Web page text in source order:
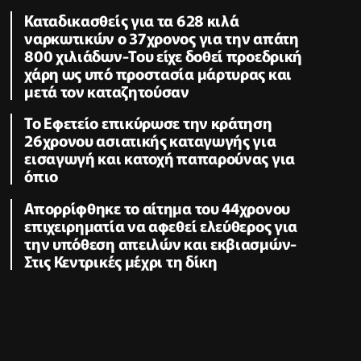
Καταδικασθείς για τα 628 κιλά
ναρκωτικών ο 37χρονος για την απάτη
800 χιλιάδων-Του είχε δοθεί προεδρική
χάρη ως υπό προστασία μάρτυρας και
μετά τον καταζητούσαν
Το Εφετείο επικύρωσε την κράτηση
26χρονου ασιατικής καταγωγής για
εισαγωγή και κατοχή παπαρούνας για
όπιο
Απορρίφθηκε το αίτημα του 44χρονου
επιχειρηματία να αφεθεί ελεύθερος για
την υπόθεση απειλών και εκβιασμών-
Στις Κεντρικές μέχρι τη δίκη